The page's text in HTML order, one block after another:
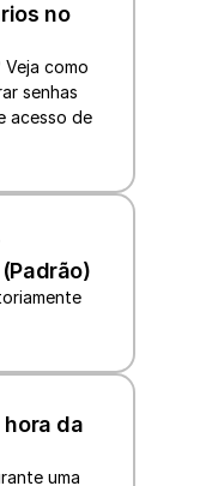
no
como
senhas
acesso de
da
uma